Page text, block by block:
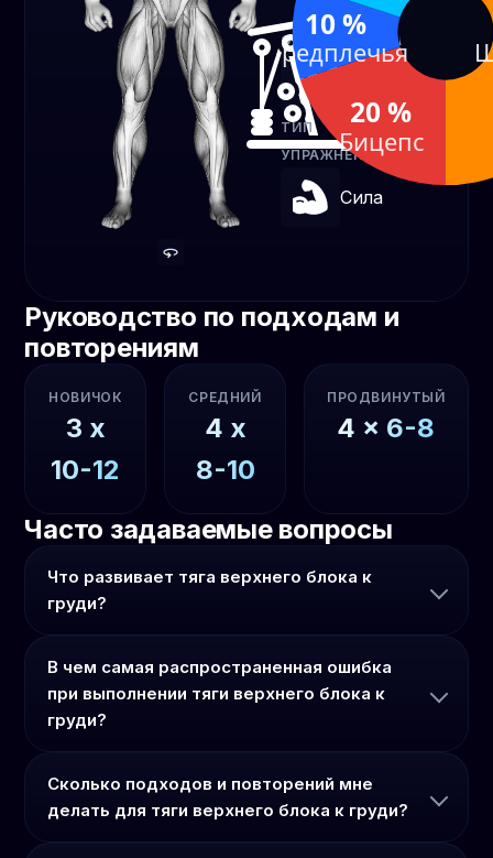
ОБОРУДОВАНИЕ
ТИП
УПРАЖНЕНИЯ
Сила
20 %
Бицепс
10 %
Предплечья
Руководство по подходам и
повторениям
НОВИЧОК
3 x
10-12
СРЕДНИЙ
4 x
8-10
ПРОДВИНУТЫЙ
4 x 6-8
Часто задаваемые вопросы
Что развивает тяга верхнего блока к
груди?
В чем самая распространенная ошибка
при выполнении тяги верхнего блока к
груди?
Сколько подходов и повторений мне
делать для тяги верхнего блока к груди?